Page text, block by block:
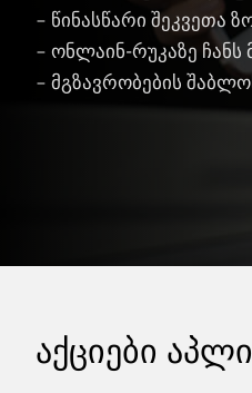
– წინასწარი შეკვეთა
– ონლაინ-რუკაზე
– მგზავრობების
აქციები